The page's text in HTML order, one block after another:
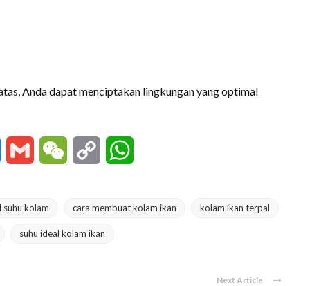
Anda dapat menciptakan lingkungan yang optimal
Messenger
Gmail WeChat Copy
kolam cara membuat kolam ikan kolam ikan terpal
suhu ideal kolam ikan
Next Article